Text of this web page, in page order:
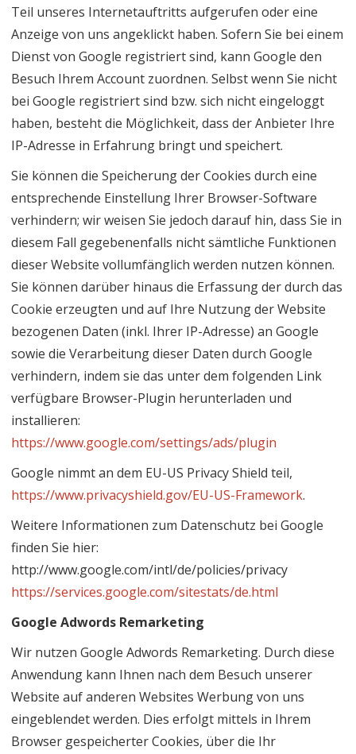
Teil unseres Internetauftritts aufgerufen oder eine
Anzeige von uns angeklickt haben. Sofern Sie bei einem
Dienst von Google registriert sind, kann Google den
Besuch Ihrem Account zuordnen. Selbst wenn Sie nicht
bei Google registriert sind bzw. sich nicht eingeloggt
haben, besteht die Möglichkeit, dass der Anbieter Ihre
IP-Adresse in Erfahrung bringt und speichert.
Sie können die Speicherung der Cookies durch eine
entsprechende Einstellung Ihrer Browser-Software
verhindern; wir weisen Sie jedoch darauf hin, dass Sie in
diesem Fall gegebenenfalls nicht sämtliche Funktionen
dieser Website vollumfänglich werden nutzen können.
Sie können darüber hinaus die Erfassung der durch das
Cookie erzeugten und auf Ihre Nutzung der Website
bezogenen Daten (inkl. Ihrer IP-Adresse) an Google
sowie die Verarbeitung dieser Daten durch Google
verhindern, indem sie das unter dem folgenden Link
verfügbare Browser-Plugin herunterladen und
installieren:
https://www.google.com/settings/ads/plugin
Google nimmt an dem EU-US Privacy Shield teil,
https://www.privacyshield.gov/EU-US-Framework.
Weitere Informationen zum Datenschutz bei Google
finden Sie hier:
http://www.google.com/intl/de/policies/privacy
https://services.google.com/sitestats/de.html
Google Adwords Remarketing
Wir nutzen Google Adwords Remarketing. Durch diese
Anwendung kann Ihnen nach dem Besuch unserer
Website auf anderen Websites Werbung von uns
eingeblendet werden. Dies erfolgt mittels in Ihrem
Browser gespeicherter Cookies, über die Ihr